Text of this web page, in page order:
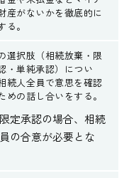
産がないかを徹底的に
る。
選択肢（相続放棄・限
・単純承認）につい
続人全員で意思を確認
めの話し合いをする。
定承認の場合、相続
の合意が必要とな